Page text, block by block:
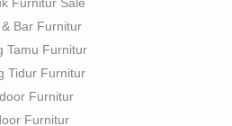
Bar Furnitur
Tamu Furnitur
Tidur Furnitur
Furnitur
Furnitur